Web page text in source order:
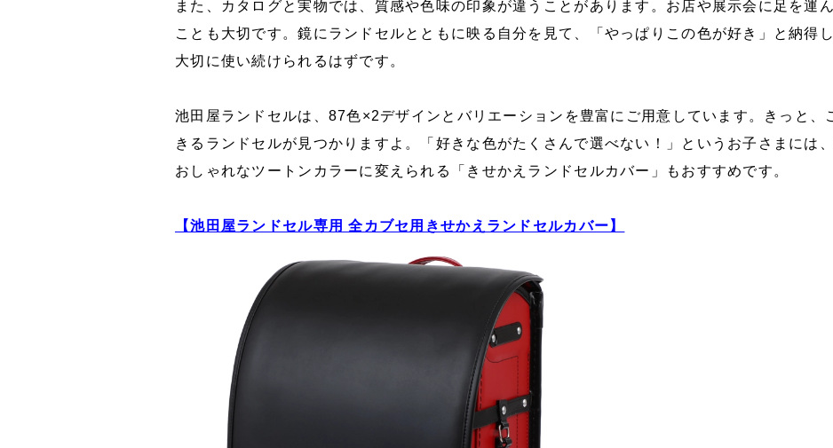
また、カタログと実物では、質感や色味の印象が違うことがあります。お店や展示会に足を運
ことも大切です。鏡にランドセルとともに映る自分を見て、「やっぱりこの色が好き」と納得
大切に使い続けられるはずです。
池田屋ランドセルは、87色×2デザインとバリエーションを豊富にご用意しています。きっと、
きるランドセルが見つかりますよ。「好きな色がたくさんで選べない！」というお子さまには
おしゃれなツートンカラーに変えられる「きせかえランドセルカバー」もおすすめです。
【池田屋ランドセル専用 全カブセ用きせかえランドセルカバー】